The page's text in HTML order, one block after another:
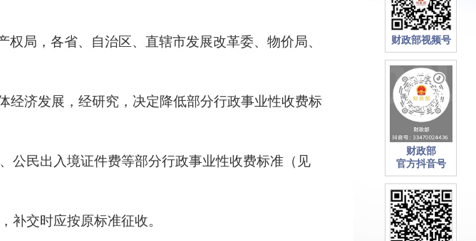
财政部视频号
财政部
官方抖音号
局，各省、自治区、直辖市发展改革委、物价局、
济发展，经研究，决定降低部分行政事业性收费标
公民出入境证件费等部分行政事业性收费标准（见
补交时应按原标准征收。